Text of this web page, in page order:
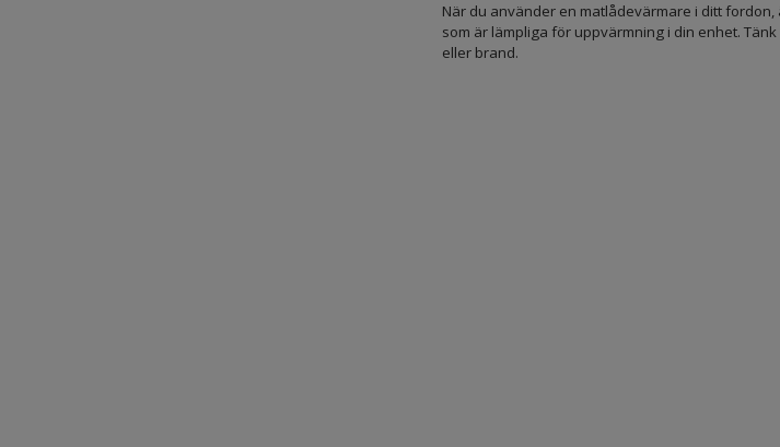
När du använder en matlådevärmare i ditt
som är lämpliga för uppvärmning i din enhet.
eller brand.